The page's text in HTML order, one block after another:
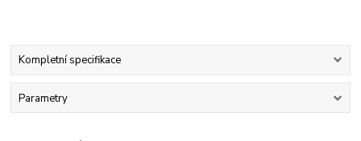
Kompletní specifikace
Parametry